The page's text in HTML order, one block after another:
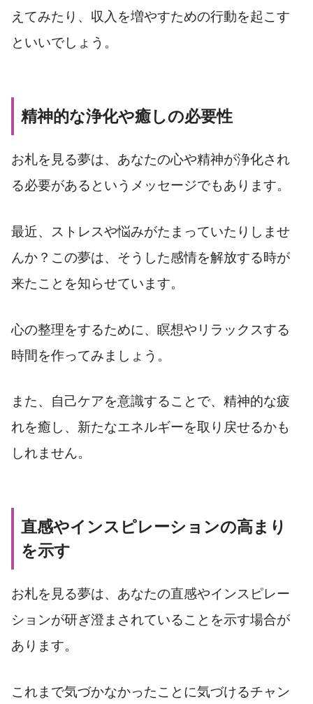
えてみたり、収入を増やすための行動を起こす
といいでしょう。
精神的な浄化や癒しの必要性
お札を見る夢は、あなたの心や精神が浄化され
る必要があるというメッセージでもあります。
最近、ストレスや悩みがたまっていたりしませ
んか？この夢は、そうした感情を解放する時が
来たことを知らせています。
心の整理をするために、瞑想やリラックスする
時間を作ってみましょう。
また、自己ケアを意識することで、精神的な疲
れを癒し、新たなエネルギーを取り戻せるかも
しれません。
直感やインスピレーションの高まり
を示す
お札を見る夢は、あなたの直感やインスピレー
ションが研ぎ澄まされていることを示す場合が
あります。
これまで気づかなかったことに気づけるチャン